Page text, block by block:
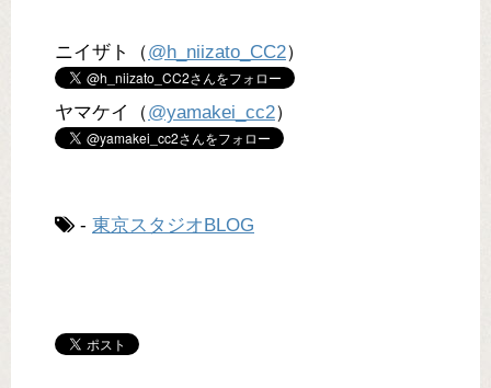
ニイザト（@h_niizato_CC2）
ヤマケイ（@yamakei_cc2）
- 東京スタジオBLOG